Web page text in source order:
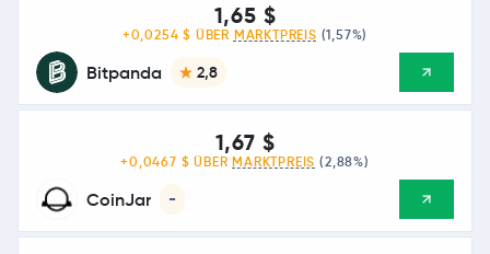
Bitpanda 2,8
1,65 $
+0,0254 $ ÜBER MARKTPREIS (1,57%)
CoinJar -
1,67 $
+0,0467 $ ÜBER MARKTPREIS (2,88%)